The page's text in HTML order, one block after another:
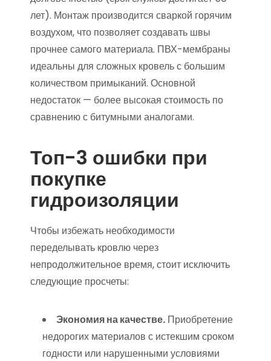
лет). Монтаж производится сваркой горячим
воздухом, что позволяет создавать швы
прочнее самого материала. ПВХ-мембраны
идеальны для сложных кровель с большим
количеством примыканий. Основной
недостаток — более высокая стоимость по
сравнению с битумными аналогами.
Топ-3 ошибки при
покупке
гидроизоляции
Чтобы избежать необходимости
переделывать кровлю через
непродолжительное время, стоит исключить
следующие просчеты:
Экономия на качестве. Приобретение
недорогих материалов с истекшим сроком
годности или нарушенными условиями